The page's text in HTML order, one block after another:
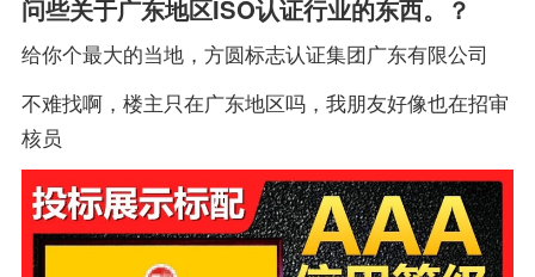
问些关于广东地区ISO认证行业的东西。？
给你个最大的当地，方圆标志认证集团广东有限公司
不难找啊，楼主只在广东地区吗，我朋友好像也在招审
核员